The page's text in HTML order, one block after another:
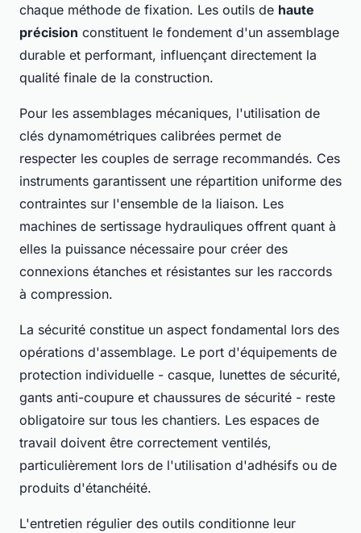
chaque méthode de fixation. Les outils de haute
précision constituent le fondement d'un assemblage
durable et performant, influençant directement la
qualité finale de la construction.
Pour les assemblages mécaniques, l'utilisation de
clés dynamométriques calibrées permet de
respecter les couples de serrage recommandés. Ces
instruments garantissent une répartition uniforme des
contraintes sur l'ensemble de la liaison. Les
machines de sertissage hydrauliques offrent quant à
elles la puissance nécessaire pour créer des
connexions étanches et résistantes sur les raccords
à compression.
La sécurité constitue un aspect fondamental lors des
opérations d'assemblage. Le port d'équipements de
protection individuelle - casque, lunettes de sécurité,
gants anti-coupure et chaussures de sécurité - reste
obligatoire sur tous les chantiers. Les espaces de
travail doivent être correctement ventilés,
particulièrement lors de l'utilisation d'adhésifs ou de
produits d'étanchéité.
L'entretien régulier des outils conditionne leur